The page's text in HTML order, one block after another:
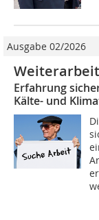
Ausgabe 02/2026
Erfahrung
Kälte- und